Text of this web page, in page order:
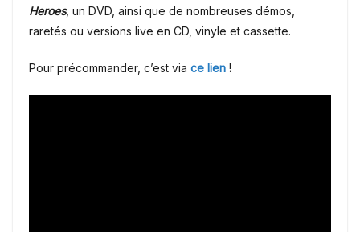
Heroes, un DVD, ainsi que de nombreuses démos,
raretés ou versions live en CD, vinyle et cassette.
Pour précommander, c’est via ce lien !